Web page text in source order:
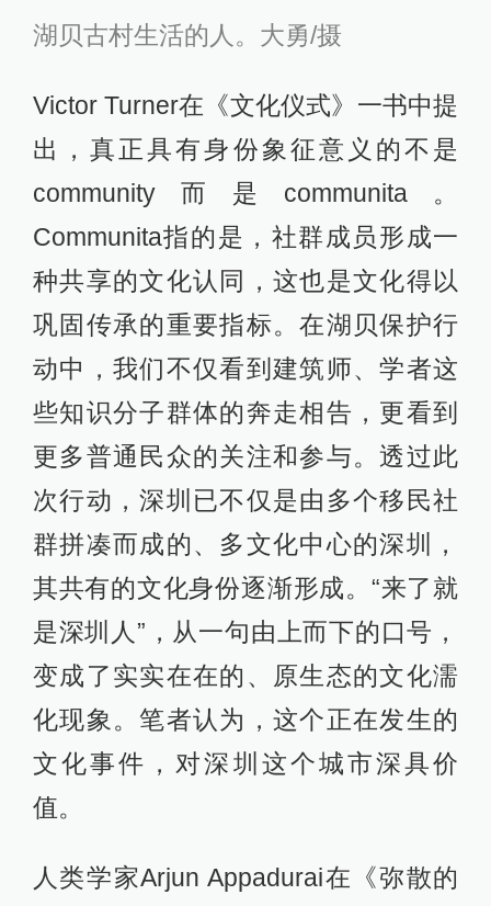
湖贝古村生活的人。大勇/摄
Victor Turner在《文化仪式》一书中提
出，真正具有身份象征意义的不是
community而是communita。
Communita指的是，社群成员形成一
种共享的文化认同，这也是文化得以
巩固传承的重要指标。在湖贝保护行
动中，我们不仅看到建筑师、学者这
些知识分子群体的奔走相告，更看到
更多普通民众的关注和参与。透过此
次行动，深圳已不仅是由多个移民社
群拼凑而成的、多文化中心的深圳，
其共有的文化身份逐渐形成。“来了就
是深圳人”，从一句由上而下的口号，
变成了实实在在的、原生态的文化濡
化现象。笔者认为，这个正在发生的
文化事件，对深圳这个城市深具价
值。
人类学家Arjun Appadurai在《弥散的